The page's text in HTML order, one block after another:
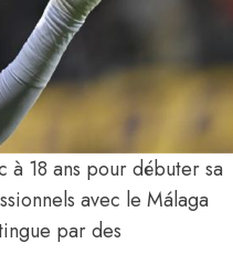
à 18 ans pour débuter sa
avec le Málaga
par des